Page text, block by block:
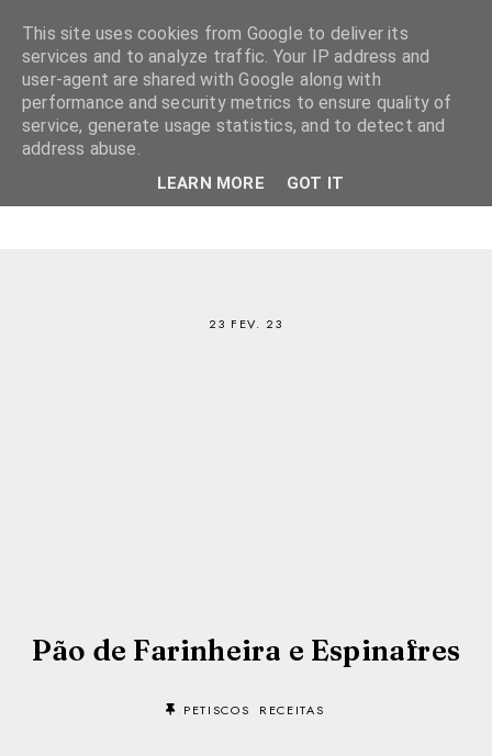
23 FEV. 23
Pão de Farinheira e Espinafres
PETISCOS RECEITAS
This site uses cookies from Google to deliver its
services and to analyze traffic. Your IP address and
user-agent are shared with Google along with
performance and security metrics to ensure quality of
service, generate usage statistics, and to detect and
address abuse.
LEARN MORE GOT IT